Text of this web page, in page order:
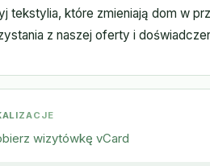
tekstylia, które zmieniają dom w
z naszej oferty i
wizytówkę vCard